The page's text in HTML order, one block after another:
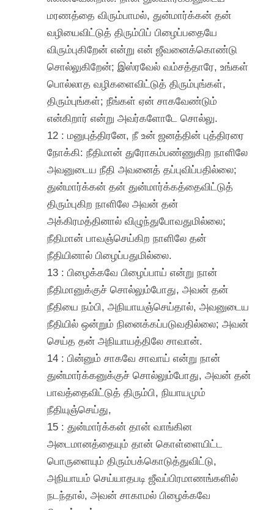
மரணத்தை விரும்பாமல், துன்மார்க்கன் தன்
வழியைவிட்டுத் திரும்பிப் பிழைப்பதையே
விரும்புகிறேன் என்று என் ஜீவனைக்கொண்டு
சொல்லுகிறேன்; இஸ்ரவேல் வம்சத்தாரே, உங்கள்
பொல்லாத வழிகளைவிட்டுத் திரும்புங்கள்,
திரும்புங்கள்; நீங்கள் ஏன் சாகவேண்டும்
என்கிறார் என்று அவர்களோடே சொல்லு.
12 : மனுபுத்திரனே, நீ உன் ஜனத்தின் புத்திரரை
நோக்கி: நீதிமான் துரோகம்பண்ணுகிற நாளிலே
அவனுடைய நீதி அவனைத் தப்புவிப்பதில்லை;
துன்மார்க்கன் தன் துன்மார்க்கத்தைவிட்டுத்
திரும்புகிற நாளிலே அவன் தன்
அக்கிரமத்தினால் விழுந்துபோவதுமில்லை;
நீதிமான் பாவஞ்செய்கிற நாளிலே தன்
நீதியினால் பிழைப்பதுமில்லை.
13 : பிழைக்கவே பிழைப்பாய் என்று நான்
நீதிமானுக்குச் சொல்லும்போது, அவன் தன்
நீதியை நம்பி, அநியாயஞ்செய்தால், அவனுடைய
நீதியில் ஒன்றும் நினைக்கப்படுவதில்லை; அவன்
செய்த தன் அநியாயத்திலே சாவான்.
14 : பின்னும் சாகவே சாவாய் என்று நான்
துன்மார்க்கனுக்குச் சொல்லும்போது, அவன் தன்
பாவத்தைவிட்டுத் திரும்பி, நியாயமும்
நீதியுஞ்செய்து,
15 : துன்மார்க்கன் தான் வாங்கின
அடைமானத்தையும் தான் கொள்ளையிட்ட
பொருளையும் திரும்பக்கொடுத்துவிட்டு,
அநியாயம் செய்யாதபடி ஜீவப்பிரமாணங்களில்
நடந்தால், அவன் சாகாமல் பிழைக்கவே